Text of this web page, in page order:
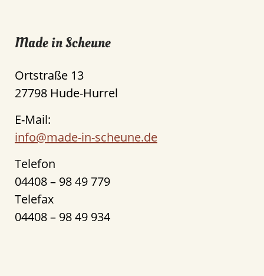
Made in Scheune
Ortstraße 13
27798 Hude-Hurrel
E-Mail:
info@made-in-scheune.de
Telefon
04408 – 98 49 779
Telefax
04408 – 98 49 934